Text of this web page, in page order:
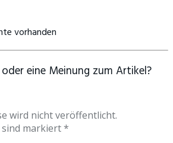
vorhanden
eine Meinung zum Artikel?
wird nicht veröffentlicht.
sind markiert *